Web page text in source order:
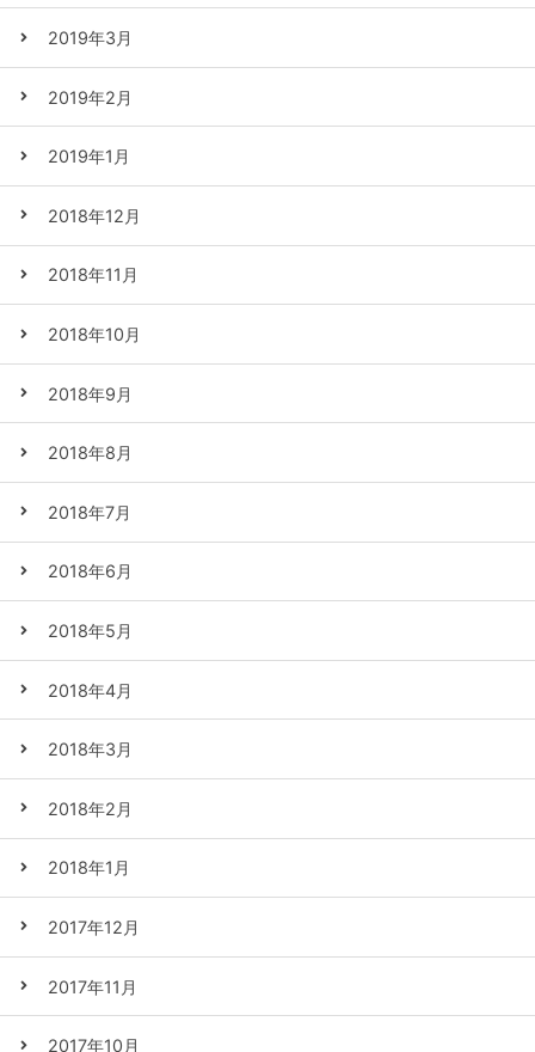
2019年3月
2019年2月
2019年1月
2018年12月
2018年11月
2018年10月
2018年9月
2018年8月
2018年7月
2018年6月
2018年5月
2018年4月
2018年3月
2018年2月
2018年1月
2017年12月
2017年11月
2017年10月